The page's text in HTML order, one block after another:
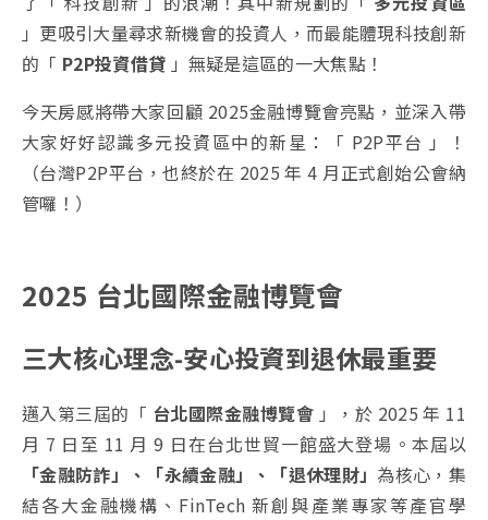
」更吸引大量尋求新機會的投資人，而最能體現科技創新
的「 P2P投資借貸 」無疑是這區的一大焦點！
今天房感將帶大家回顧 2025金融博覽會亮點，並深入帶
大家好好認識多元投資區中的新星：「 P2P平台 」！
（台灣P2P平台，也終於在 2025 年 4 月正式創始公會納
管囉！）
2025 台北國際金融博覽會
三大核心理念-安心投資到退休最重要
邁入第三屆的「 台北國際金融博覽會 」，於 2025 年 11
月 7 日至 11 月 9 日在台北世貿一館盛大登場。本屆以
「金融防詐」、「永續金融」、「退休理財」 為核心，集
結各大金融機構、FinTech 新創與產業專家等產官學